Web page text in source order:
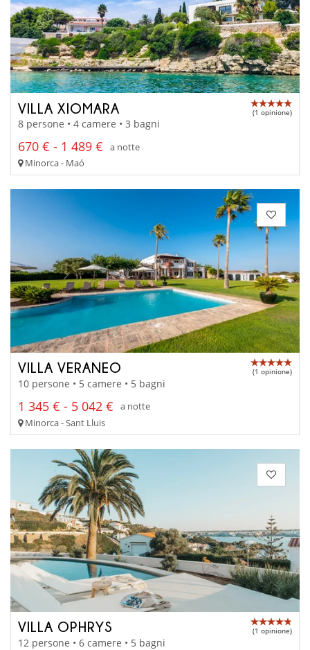
VILLA XIOMARA (1 opinione)
8 persone • 4 camere • 3 bagni
670 € - 1 489 €
a notte
Minorca - Maó
VILLA VERANEO (1 opinione)
10 persone • 5 camere • 5 bagni
1 345 € - 5 042 €
a notte
Minorca - Sant Lluis
VILLA OPHRYS (1 opinione)
12 persone • 6 camere • 5 bagni